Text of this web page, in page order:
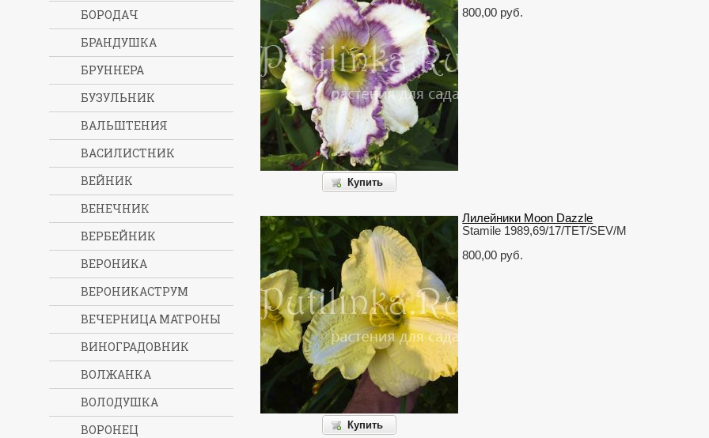
Купить
800,00 руб.
Купить
Лилейники Moon Dazzle
Stamile 1989,69/17/TET/SEV/M
800,00 руб.
БОРОДАЧ
БРАНДУШКА
БРУННЕРА
БУЗУЛЬНИК
ВАЛЬШТЕНИЯ
ВАСИЛИСТНИК
ВЕЙНИК
ВЕНЕЧНИК
ВЕРБЕЙНИК
ВЕРОНИКА
ВЕРОНИКАСТРУМ
ВЕЧЕРНИЦА МАТРОНЫ
ВИНОГРАДОВНИК
ВОЛЖАНКА
ВОЛОДУШКА
ВОРОНЕЦ